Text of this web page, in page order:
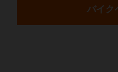
バイク